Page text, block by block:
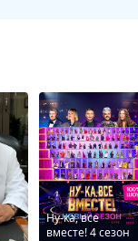
Ну-ка, все
вместе! 4 сезон